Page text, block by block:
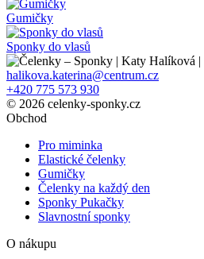
Gumičky
Sponky do vlasů
halikova.katerina@centrum.cz
+420 775 573 930
© 2026 celenky-sponky.cz
Obchod
Pro miminka
Elastické čelenky
Gumičky
Čelenky na každý den
Sponky Pukačky
Slavnostní sponky
O nákupu